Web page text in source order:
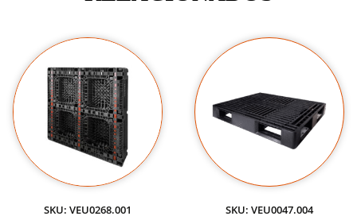
SKU: VEU0268.001 SKU: VEU0047.004